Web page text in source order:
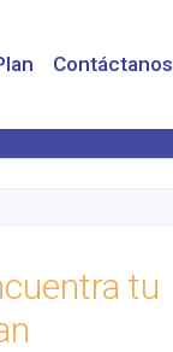
Contáctanos
tu